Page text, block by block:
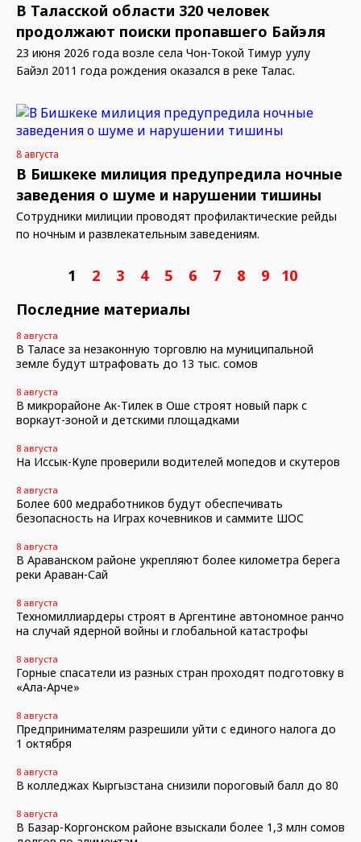
В Таласской области 320 человек
продолжают поиски пропавшего Байэля
23 июня 2026 года возле села Чон-Токой Тимур уулу
Байэл 2011 года рождения оказался в реке Талас.
8 августа
В Бишкеке милиция предупредила ночные
заведения о шуме и нарушении тишины
Сотрудники милиции проводят профилактические рейды
по ночным и развлекательным заведениям.
1 2 3 4 5 6 7 8 9
10
Последние материалы
8 августа
В Таласе за незаконную торговлю на муниципальной
земле будут штрафовать до 13 тыс. сомов
8 августа
В микрорайоне Ак-Тилек в Оше строят новый парк с
воркаут-зоной и детскими площадками
8 августа
На Иссык-Куле проверили водителей мопедов и скутеров
8 августа
Более 600 медработников будут обеспечивать
безопасность на Играх кочевников и саммите ШОС
8 августа
В Араванском районе укрепляют более километра берега
реки Араван-Сай
8 августа
Техномиллиардеры строят в Аргентине автономное ранчо
на случай ядерной войны и глобальной катастрофы
8 августа
Горные спасатели из разных стран проходят подготовку в
«Ала-Арче»
8 августа
Предпринимателям разрешили уйти с единого налога до
1 октября
8 августа
В колледжах Кыргызстана снизили пороговый балл до 80
8 августа
В Базар-Коргонском районе взыскали более 1,3 млн сомов